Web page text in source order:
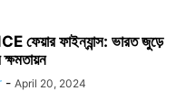
ফেয়ার ফাইন্যান্স: ভারত জুড়ে
- April 20, 2024